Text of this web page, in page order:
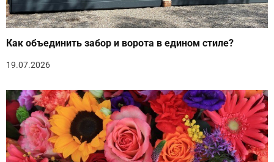
Как объединить забор и ворота в едином стиле?
19.07.2026